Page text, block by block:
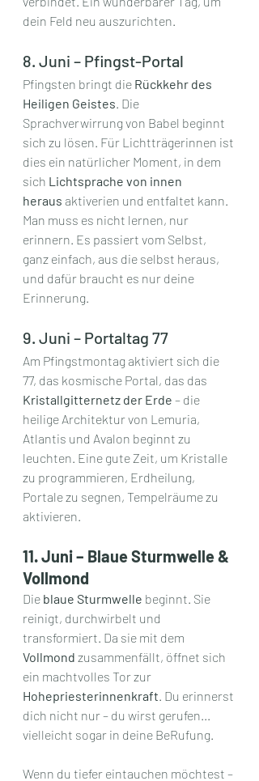
dein Feld neu auszurichten.
8. Juni – Pfingst-Portal
Pfingsten bringt die Rückkehr des
Heiligen Geistes . Die
Sprachverwirrung von Babel beginnt
sich zu lösen. Für Lichtträgerinnen ist
dies ein natürlicher Moment, in dem
sich Lichtsprache von innen
heraus aktiverien und entfaltet kann.
Man muss es nicht lernen, nur
erinnern. Es passiert vom Selbst,
ganz einfach, aus die selbst heraus,
und dafür braucht es nur deine
Erinnerung.
9. Juni – Portaltag 77
Am Pfingstmontag aktiviert sich die
77, das kosmische Portal, das das
Kristallgitternetz der Erde – die
heilige Architektur von Lemuria,
Atlantis und Avalon beginnt zu
leuchten. Eine gute Zeit, um Kristalle
zu programmieren, Erdheilung,
Portale zu segnen, Tempelräume zu
aktivieren.
11. Juni – Blaue Sturmwelle &
Vollmond
Die blaue Sturmwelle beginnt. Sie
reinigt, durchwirbelt und
transformiert. Da sie mit dem
Vollmond zusammenfällt, öffnet sich
ein machtvolles Tor zur
Hohepriesterinnenkraft . Du erinnerst
dich nicht nur – du wirst gerufen...
vielleicht sogar in deine BeRufung.
Wenn du tiefer eintauchen möchtest –